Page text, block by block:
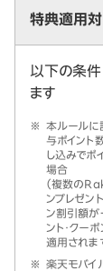
特典適用
以下の条
ます
※
本ルールに
与ポイン
し込みでポ
場合
（複数の
ンプレゼン
ン割引額が
ント・クー
適用されます
※
楽天モバイ